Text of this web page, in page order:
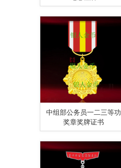
中组部公务员一二三等功
奖章奖牌证书